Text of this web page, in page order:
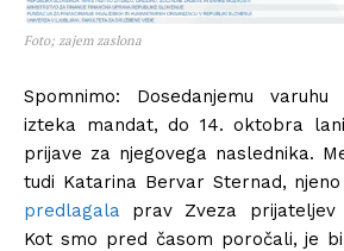
Foto; zajem zaslona
Spomnimo: Dosedanjemu varuhu
izteka mandat, do 14. oktobra
prijave za njegovega naslednika.
tudi Katarina Bervar Sternad,
predlagala prav Zveza prijateljev
Kot smo pred časom poročali, je